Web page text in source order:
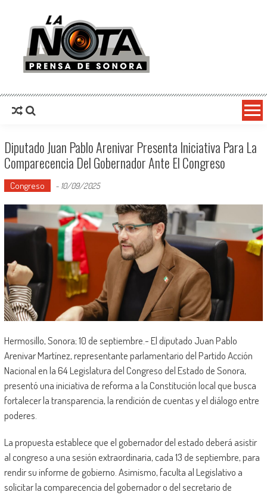
La Nota Prensa De Sonora
Diputado Juan Pablo Arenivar Presenta Iniciativa Para La
Comparecencia Del Gobernador Ante El Congreso
Congreso - 10/09/2025
Hermosillo, Sonora; 10 de septiembre.- El diputado Juan Pablo
Arenivar Martínez, representante parlamentario del Partido Acción
Nacional en la 64 Legislatura del Congreso del Estado de Sonora,
presentó una iniciativa de reforma a la Constitución local que busca
fortalecer la transparencia, la rendición de cuentas y el diálogo entre
poderes.
La propuesta establece que el gobernador del estado deberá asistir
al congreso a una sesión extraordinaria, cada 13 de septiembre, para
rendir su informe de gobierno. Asimismo, faculta al Legislativo a
solicitar la comparecencia del gobernador o del secretario de